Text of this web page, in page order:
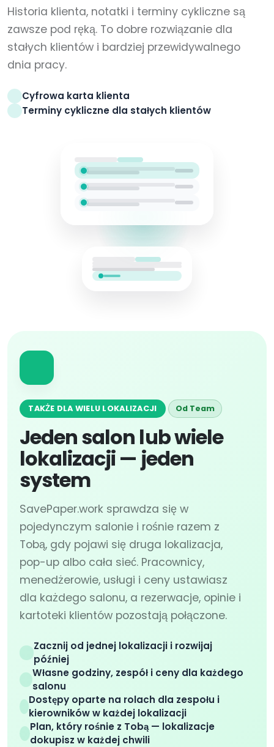
Historia klienta, notatki i terminy cykliczne są
zawsze pod ręką. To dobre rozwiązanie dla
stałych klientów i bardziej przewidywalnego
dnia pracy.
Cyfrowa karta klienta
Terminy cykliczne dla stałych klientów
TAKŻE DLA WIELU LOKALIZACJI Od Team
Jeden salon lub wiele
lokalizacji — jeden
system
SavePaper.work sprawdza się w
pojedynczym salonie i rośnie razem z
Tobą, gdy pojawi się druga lokalizacja,
pop-up albo cała sieć. Pracownicy,
menedżerowie, usługi i ceny ustawiasz
dla każdego salonu, a rezerwacje, opinie i
kartoteki klientów pozostają połączone.
Zacznij od jednej lokalizacji i rozwijaj
później
Własne godziny, zespół i ceny dla każdego
salonu
Dostępy oparte na rolach dla zespołu i
kierowników w każdej lokalizacji
Plan, który rośnie z Tobą — lokalizacje
dokupisz w każdej chwili